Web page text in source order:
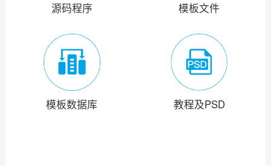
源码程序 模板文件
模板数据库 教程及PSD